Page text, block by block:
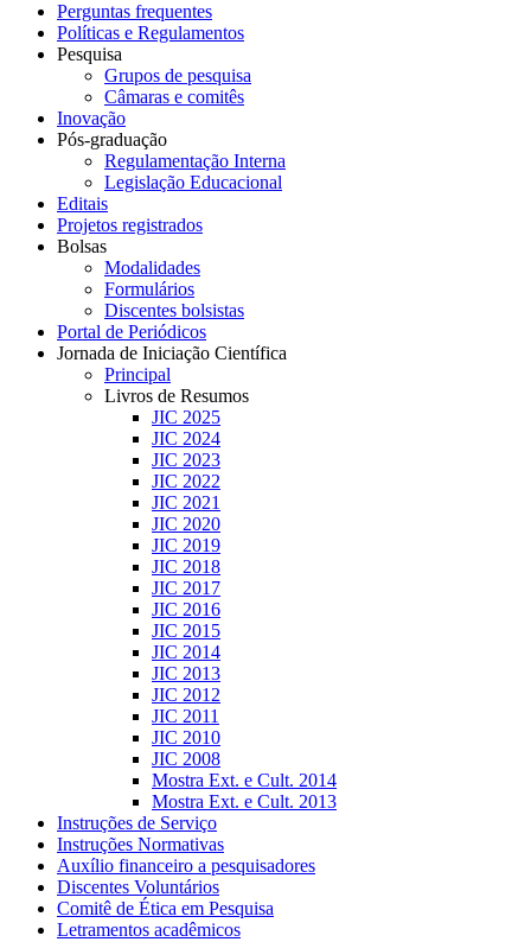
Perguntas frequentes
Políticas e Regulamentos
Pesquisa
Grupos de pesquisa
Câmaras e comitês
Inovação
Pós-graduação
Regulamentação Interna
Legislação Educacional
Editais
Projetos registrados
Bolsas
Modalidades
Formulários
Discentes bolsistas
Portal de Periódicos
Jornada de Iniciação Científica
Principal
Livros de Resumos
JIC 2025
JIC 2024
JIC 2023
JIC 2022
JIC 2021
JIC 2020
JIC 2019
JIC 2018
JIC 2017
JIC 2016
JIC 2015
JIC 2014
JIC 2013
JIC 2012
JIC 2011
JIC 2010
JIC 2008
Mostra Ext. e Cult. 2014
Mostra Ext. e Cult. 2013
Instruções de Serviço
Instruções Normativas
Auxílio financeiro a pesquisadores
Discentes Voluntários
Comitê de Ética em Pesquisa
Letramentos acadêmicos